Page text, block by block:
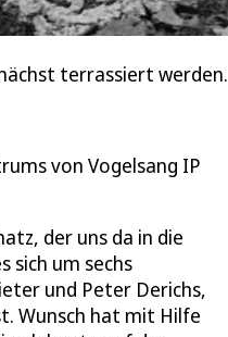
terrassiert werden.
von Vogelsang IP
der uns da in die
sich um sechs
und Peter Derichs,
Wunsch hat mit Hilfe